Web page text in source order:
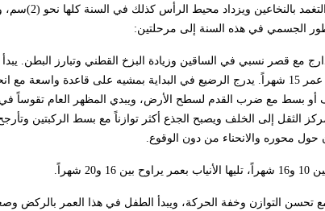
الثانية نحو نصف طوله النهائي.
مع قصر نسبي في الساقين وزيادة البزخ القطني وتبارز البطن.
من دون مساعدة مع نهاية السنة الأولى، ولكن بعضهم لا يمشي وحده حتى عمر 15 شهراً. يدرج الرضيع في البداية بمشيه
بسط مع ضرب القدم لسطح الأرض، ويبدي المظهر العام تقوساً في
الثقل إلى الخلف ويصبح الجذع أكثر توازناً مع بسط الركبتين
حول محوره والانحناء من دون الوقوع.
تحسن التوازن وخفة الحركة، ويبدأ الطفل في هذا العمر بالركض